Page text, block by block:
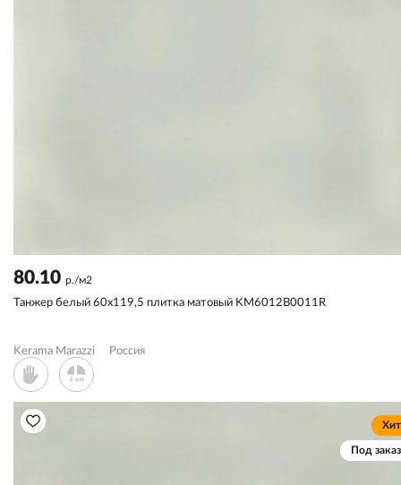
80.10 р./м2
Танжер белый 60x119,5 плитка матовый KM6012B0011R
Kerama Marazzi Россия
Хит
Под заказ